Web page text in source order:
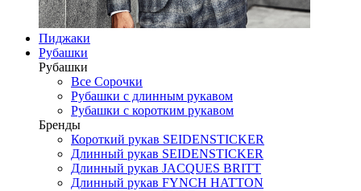
Пиджаки
Рубашки
Рубашки
Все Сорочки
Рубашки с длинным рукавом
Рубашки с коротким рукавом
Бренды
Короткий рукав SEIDENSTICKER
Длинный рукав SEIDENSTICKER
Длинный рукав JAСQUES BRITT
Длинный рукав FYNCH HATTON